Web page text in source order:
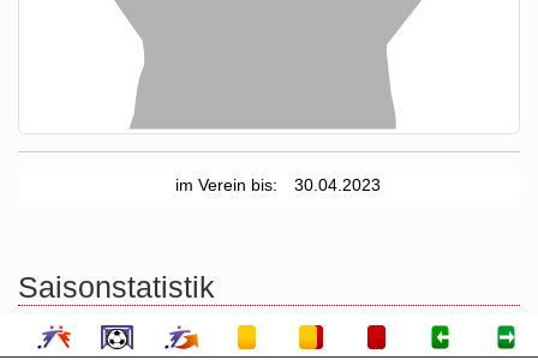
im Verein bis: 30.04.2023
Saisonstatistik